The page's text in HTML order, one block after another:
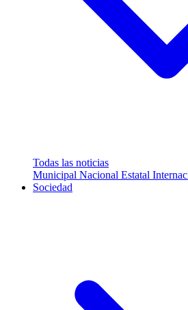
Todas las noticias
Municipal Nacional Estatal
Sociedad